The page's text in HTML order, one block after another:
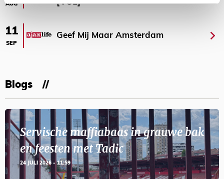
AUG
[VOL]
11
SEP
Geef Mij Maar Amsterdam
Blogs
Servische maffiabaas in grauwe bak
en feesten met Tadic
24 JULI 2026 - 11:59